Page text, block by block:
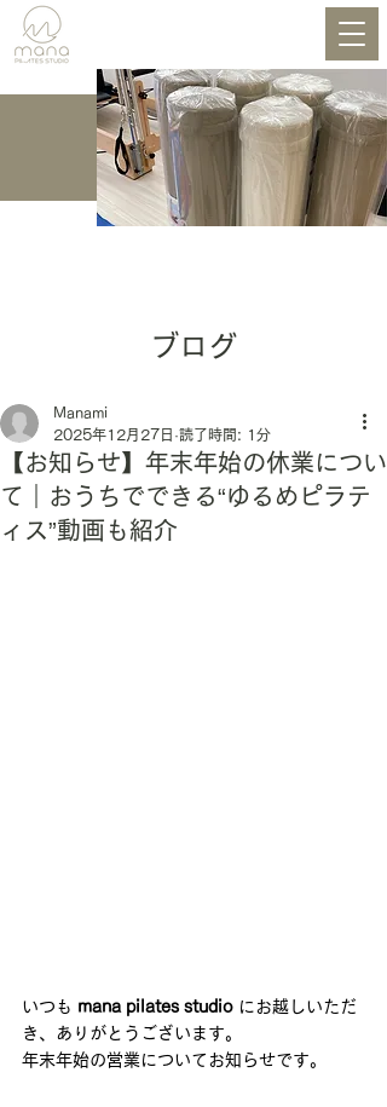
ブログ
【お知らせ】年末年始の休業につい
て｜おうちでできる“ゆるめピラテ
ィス”動画も紹介
Manami
2025年12月27日 読了時間: 1分
いつも mana pilates studio にお越しいただ
き、ありがとうございます。
年末年始の営業についてお知らせです。